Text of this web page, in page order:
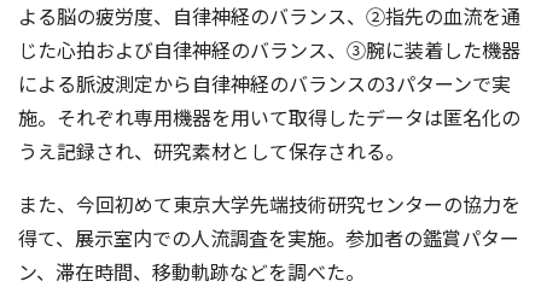
よる脳の疲労度、自律神経のバランス、②指先の血流を通
じた心拍および自律神経のバランス、③腕に装着した機器
による脈波測定から自律神経のバランスの3パターンで実
施。それぞれ専用機器を用いて取得したデータは匿名化の
うえ記録され、研究素材として保存される。
また、今回初めて東京大学先端技術研究センターの協力を
得て、展示室内での人流調査を実施。参加者の鑑賞パター
ン、滞在時間、移動軌跡などを調べた。